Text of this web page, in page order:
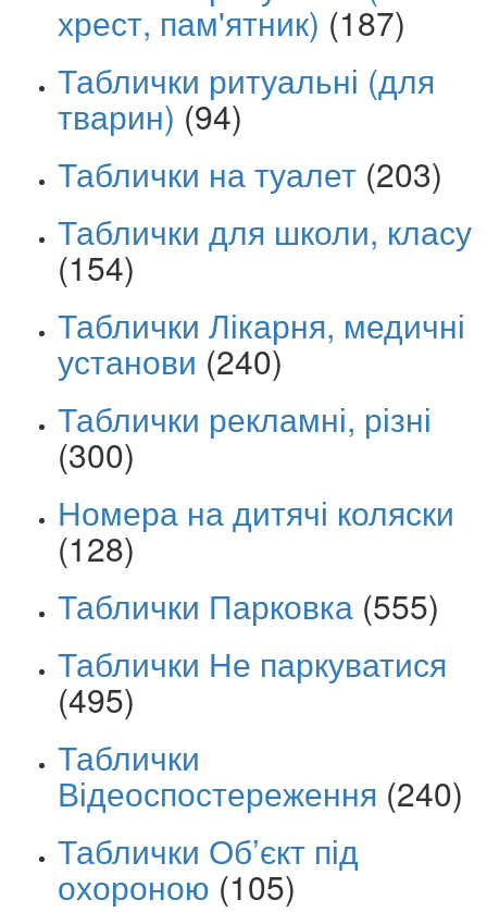
хрест, пам'ятник) (187)
Таблички ритуальні (для
тварин) (94)
Таблички на туалет (203)
Таблички для школи, класу
(154)
Таблички Лікарня, медичні
установи (240)
Таблички рекламні, різні
(300)
Номера на дитячі коляски
(128)
Таблички Парковка (555)
Таблички Не паркуватися
(495)
Таблички
Відеоспостереження (240)
Таблички Об’єкт під
охороною (105)